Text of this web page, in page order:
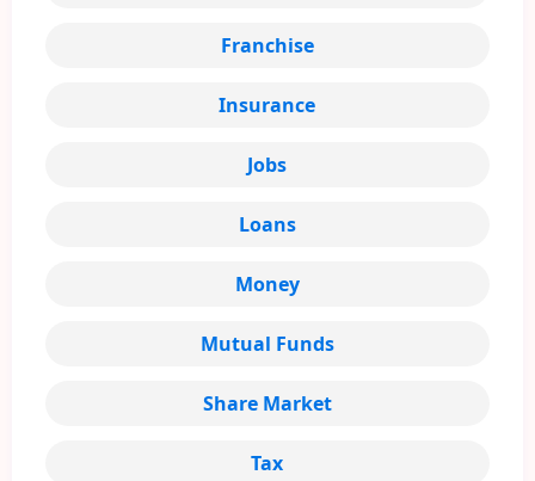
Franchise
Insurance
Jobs
Loans
Money
Mutual Funds
Share Market
Tax